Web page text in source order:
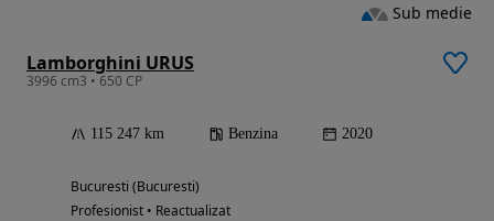
Lamborghini URUS
3996 cm3 • 650 CP
115 247 km Benzina 2020
Bucuresti (Bucuresti)
Profesionist • Reactualizat
Sub medie